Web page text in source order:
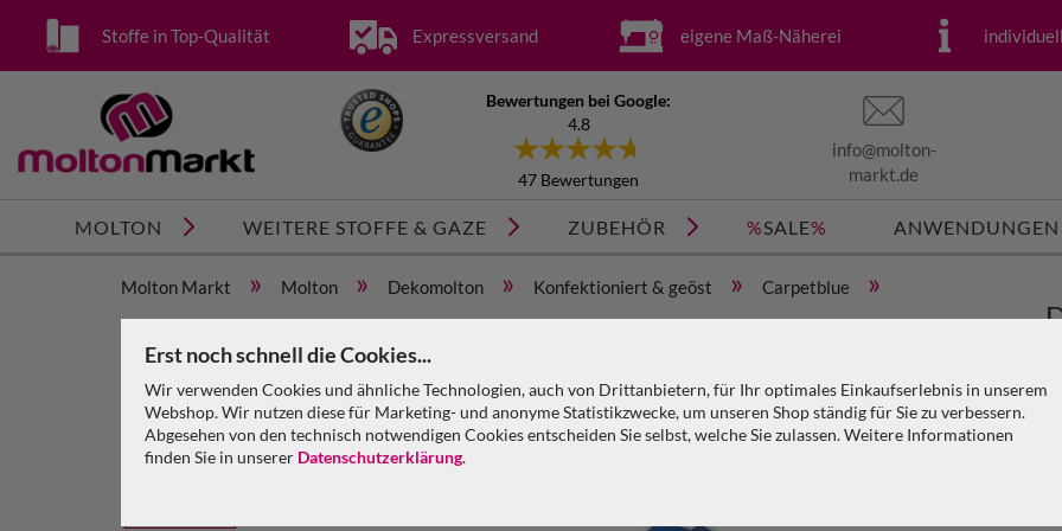
Erst noch schnell die Cookies...
Wir verwenden Cookies und ähnliche Technologien, auch von Drittanbietern, für Ihr optimales Einkaufserlebnis in unserem
Webshop. Wir nutzen diese für Marketing- und anonyme Statistikzwecke, um unseren Shop ständig für Sie zu verbessern.
Abgesehen von den technisch notwendigen Cookies entscheiden Sie selbst, welche Sie zulassen. Weitere Informationen
finden Sie in unserer Datenschutzerklärung.
Stoffe in Top-Qualität Expressversand eigene Maß-Näherei
Bewertungen bei Google:
4.8
47 Bewertungen
info@molton-
markt.de
MOLTON WEITERE STOFFE & GAZE ZUBEHÖR %SALE% ANWENDUNGEN
Molton Markt » Molton » Dekomolton » Konfektioniert & geöst » Carpetblue »